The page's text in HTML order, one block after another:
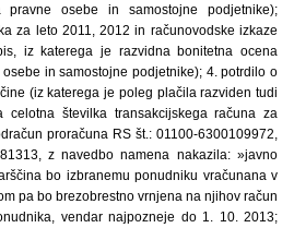
osebe in samostojne podjetnike);
za leto 2011, 2012 in računovodske izkaze
iz katerega je razvidna bonitetna ocena
in samostojne podjetnike); 4. potrdilo o
(iz katerega je poleg plačila razviden tudi
celotna številka transakcijskega računa za
proračuna RS št.: 01100-6300109972,
z navedbo namena nakazila: »javno
bo izbranemu ponudniku vračunana v
pa bo brezobrestno vrnjena na njihov račun
vendar najpozneje do 1. 10. 2013;